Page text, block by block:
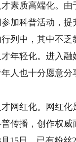
质高端化。由
加科普活动，
列中，其中不乏
轻化。进入融
人也十分愿意
红化。网红化
传播，创作权